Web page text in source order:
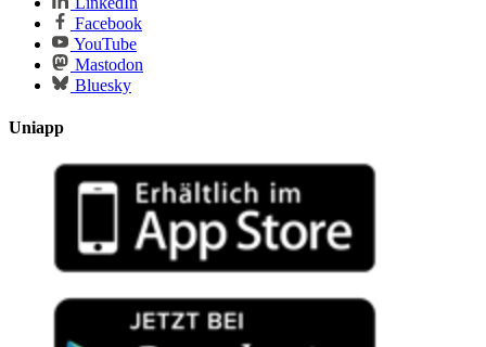
Facebook
YouTube
Mastodon
Bluesky
Uniapp